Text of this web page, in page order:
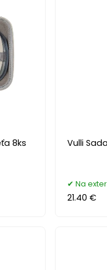
8ks
Vulli
Na
21.40 €